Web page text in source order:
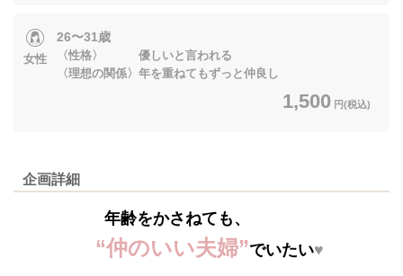
女性
26〜31歳
〈性格〉 優しいと言われる
〈理想の関係〉年を重ねてもずっと仲良し
1,500 円(税込)
企画詳細
年齢をかさねても、
“仲のいい夫婦”でいたい♥